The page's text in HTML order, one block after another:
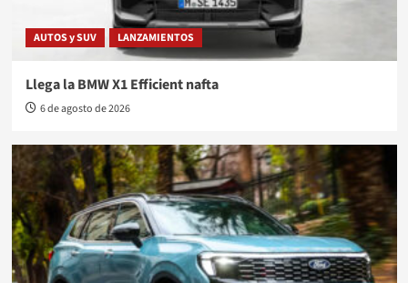
AUTOS y SUV LANZAMIENTOS
Llega la BMW X1 Efficient nafta
6 de agosto de 2026